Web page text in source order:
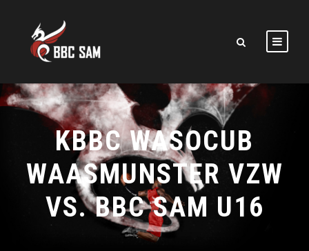
KBBC WASOCUB
WAASMUNSTER VZW
VS. BBC SAM U16